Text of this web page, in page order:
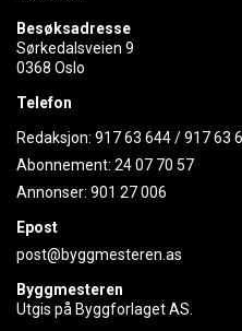
Besøksadresse
Sørkedalsveien 9
0368 Oslo
Telefon
Redaksjon: 917 63 644/917 63
Abonnement: 24 07 70 57
Annonser: 901 27 006
Epost
post@byggmesteren.as
Byggmesteren
Utgis på Byggforlaget AS.